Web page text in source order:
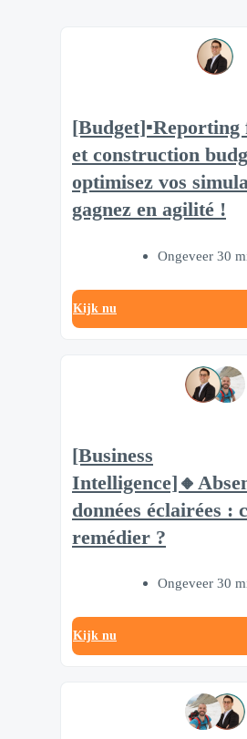
et construction
optimisez vos
gagnez en agilité !
Ongeveer 30
Kijk nu
[Business
données éclairées :
remédier ?
Ongeveer 30
Kijk nu